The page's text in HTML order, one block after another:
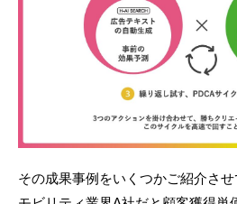
その成果事例をいくつかご紹介さ